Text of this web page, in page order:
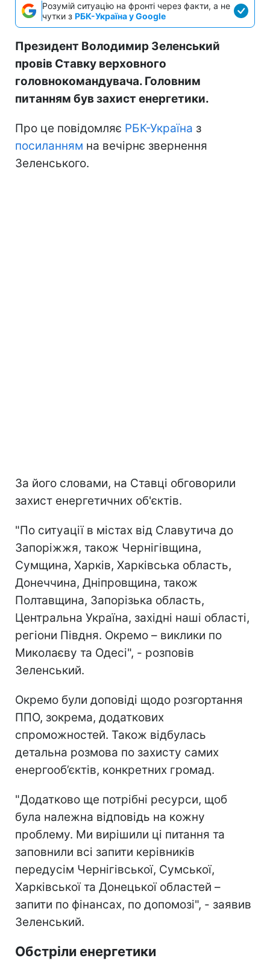
Розумій ситуацію на фронті через факти, а не
чутки з РБК-Україна у Google
Президент Володимир Зеленський
провів Ставку верховного
головнокомандувача. Головним
питанням був захист енергетики.
Про це повідомляє РБК-Україна з
посиланням на вечірнє звернення
Зеленського.
За його словами, на Ставці обговорили
захист енергетичних об'єктів.
"По ситуації в містах від Славутича до
Запоріжжя, також Чернігівщина,
Сумщина, Харків, Харківська область,
Донеччина, Дніпровщина, також
Полтавщина, Запорізька область,
Центральна Україна, західні наші області,
регіони Півдня. Окремо – виклики по
Миколаєву та Одесі", - розповів
Зеленський.
Окремо були доповіді щодо розгортання
ППО, зокрема, додаткових
спроможностей. Також відбулась
детальна розмова по захисту самих
енергооб’єктів, конкретних громад.
"Додатково ще потрібні ресурси, щоб
була належна відповідь на кожну
проблему. Ми вирішили ці питання та
заповнили всі запити керівників
передусім Чернігівської, Сумської,
Харківської та Донецької областей –
запити по фінансах, по допомозі", - заявив
Зеленський.
Обстріли енергетики